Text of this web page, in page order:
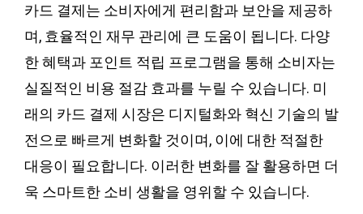
카드 결제는 소비자에게 편리함과 보안을 제공하
며, 효율적인 재무 관리에 큰 도움이 됩니다. 다양
한 혜택과 포인트 적립 프로그램을 통해 소비자는
실질적인 비용 절감 효과를 누릴 수 있습니다. 미
래의 카드 결제 시장은 디지털화와 혁신 기술의 발
전으로 빠르게 변화할 것이며, 이에 대한 적절한
대응이 필요합니다. 이러한 변화를 잘 활용하면 더
욱 스마트한 소비 생활을 영위할 수 있습니다.